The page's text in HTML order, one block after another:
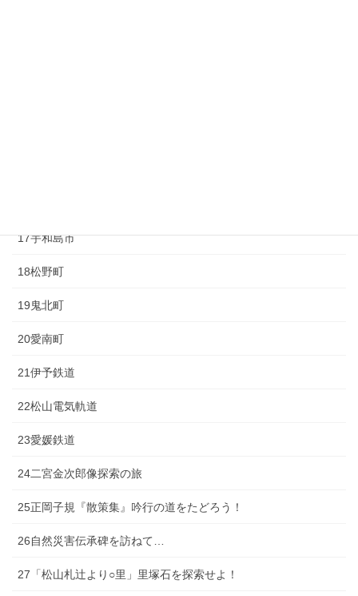
17宇和島市
18松野町
19鬼北町
20愛南町
21伊予鉄道
22松山電気軌道
23愛媛鉄道
24二宮金次郎像探索の旅
25正岡子規『散策集』吟行の道をたどろう！
26自然災害伝承碑を訪ねて…
27「松山札辻より○里」里塚石を探索せよ！